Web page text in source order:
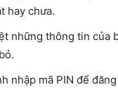
hay chưa.
những thông tin của
nhập mã PIN để